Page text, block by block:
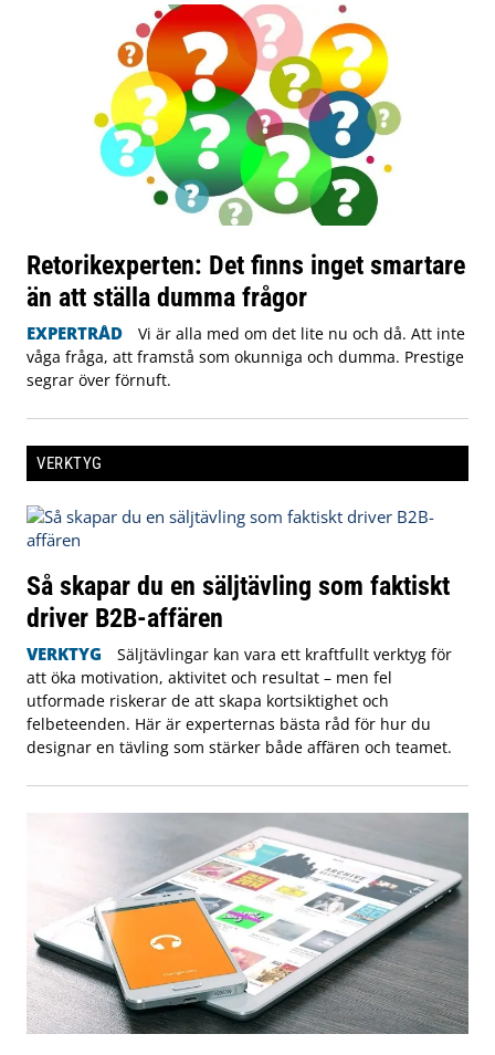
Retorikexperten: Det finns inget smartare
än att ställa dumma frågor
EXPERTRÅD
Vi är alla med om det lite nu och då. Att inte
våga fråga, att framstå som okunniga och dumma. Prestige
segrar över förnuft.
VERKTYG
Så skapar du en säljtävling som faktiskt
driver B2B-affären
VERKTYG
Säljtävlingar kan vara ett kraftfullt verktyg för
att öka motivation, aktivitet och resultat – men fel
utformade riskerar de att skapa kortsiktighet och
felbeteenden. Här är experternas bästa råd för hur du
designar en tävling som stärker både affären och teamet.